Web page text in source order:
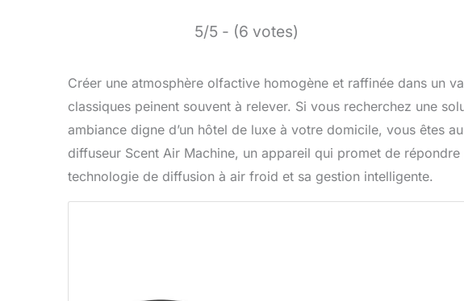
5/5 - (6 votes)
Créer une atmosphère olfactive homogène et raffinée dans un
classiques peinent souvent à relever. Si vous recherchez une
ambiance digne d’un hôtel de luxe à votre domicile, vous êtes
diffuseur Scent Air Machine, un appareil qui promet de
technologie de diffusion à air froid et sa gestion intelligente.